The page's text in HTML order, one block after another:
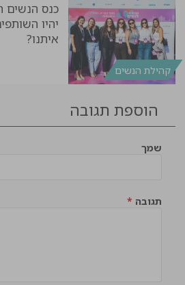
קהילת הנשים
יהיו
איתנו?
הוספת תגובה
שמך
תגובה *